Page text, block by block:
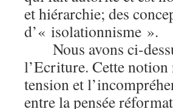
et hiérarchie; des
d’« isolationnisme ».
Nous avons ci-
l’Ecriture. Cette notion
tension et
entre la pensée